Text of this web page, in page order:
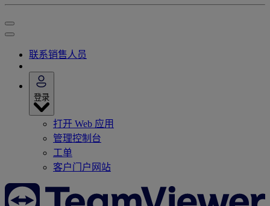
联系销售人员
登录
打开 Web 应用
管理控制台
工单
客户门户网站